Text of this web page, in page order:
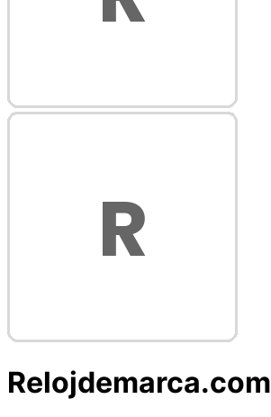
Relojdemarca.com